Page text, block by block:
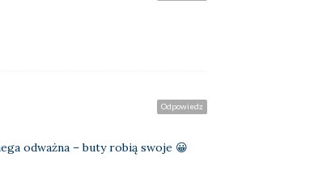
Odpowiedz
odważna – buty robią swoje 😀